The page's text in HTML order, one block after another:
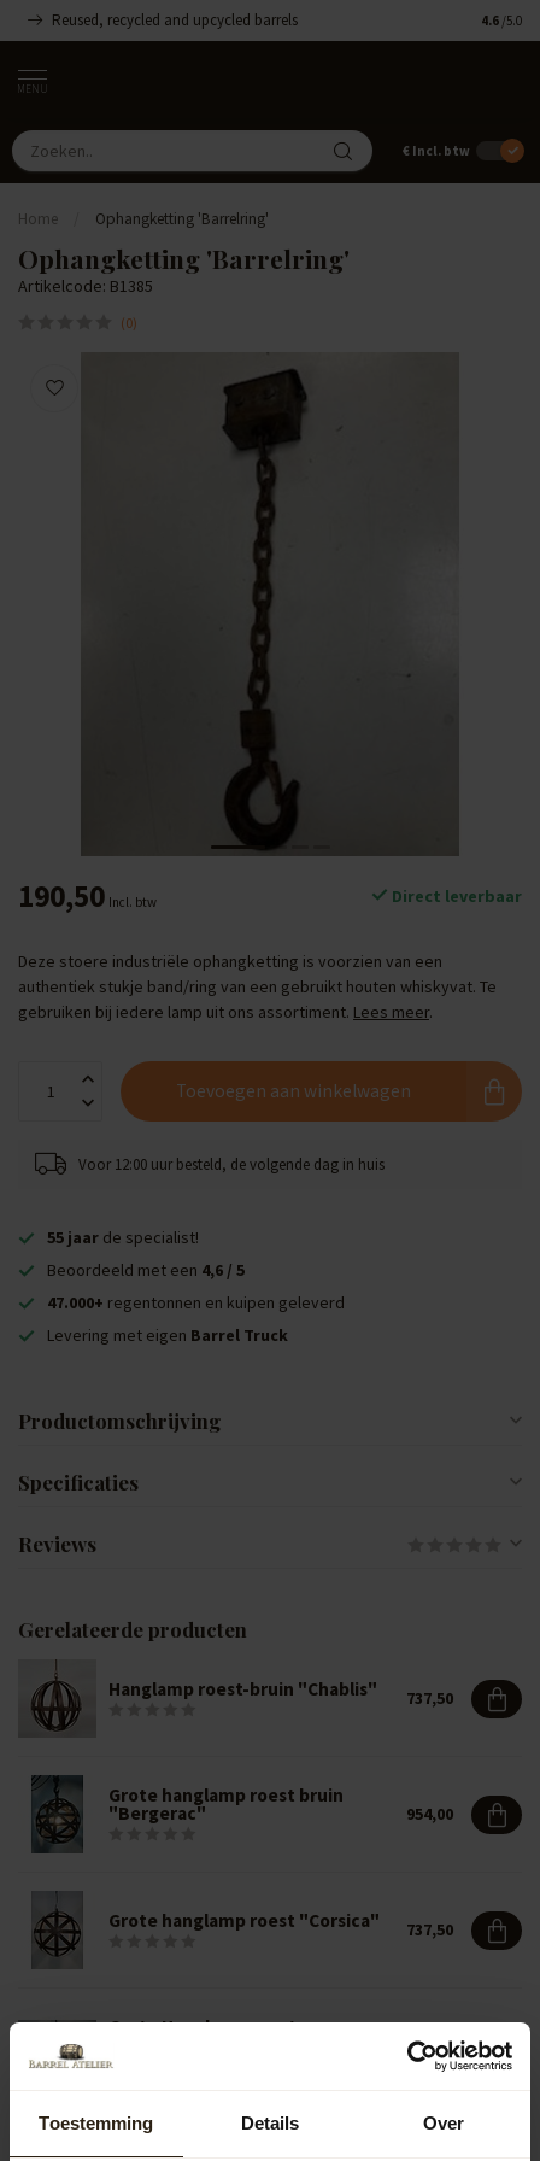
Toestemming Details Over
Reused, recycled and upcycled barrels 4.6 /5.0
MENU
€ Incl. btw
Home Ophangketting 'Barrelring'
Ophangketting 'Barrelring'
Artikelcode: B1385
(0)
190,50 Incl. btw Direct leverbaar
Deze stoere industriële ophangketting is voorzien van een
authentiek stukje band/ring van een gebruikt houten whiskyvat. Te
gebruiken bij iedere lamp uit ons assortiment. Lees meer.
Toevoegen aan winkelwagen
Voor 12:00 uur besteld, de volgende dag in huis
55 jaar de specialist!
Beoordeeld met een 4,6 / 5
47.000+ regentonnen en kuipen geleverd
Levering met eigen Barrel Truck
Productomschrijving
Specificaties
Reviews
Gerelateerde producten
Hanglamp roest-bruin "Chablis" 737,50
Grote hanglamp roest bruin
"Bergerac" 954,00
Grote hanglamp roest "Corsica" 737,50
Grote Hanglamp roest
772,00
Hanglamp roest bruin "Savoie"